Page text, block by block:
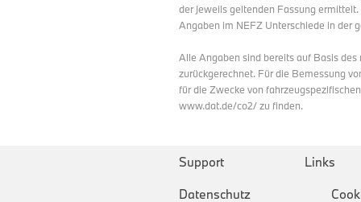
der jeweils geltenden Fassung
Angaben im NEFZ Unterschiede in der
Alle Angaben sind bereits auf Basis
zurückgerechnet. Für die Bemessung
für die Zwecke von
www.dat.de/co2/ zu finden.
Support Links
Datenschutz